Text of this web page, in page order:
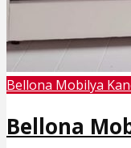
Bellona Mobilya
Bellona